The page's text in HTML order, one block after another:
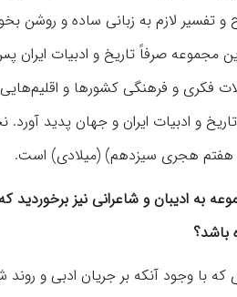
و تفسیر لازم به زبانی ساده و روشن
مجموعه صرفاً تاریخ و ادبیات ایران
فکری و فرهنگی کشورها و اقلیم‌هایی
و ادبیات ایران و جهان پدید
هفتم هجری سیزدهم) (میلادی) است.
به ادیبان و شاعرانی نیز برخوردید
باشد؟
با وجود آنکه بر جریان ادبی و روند